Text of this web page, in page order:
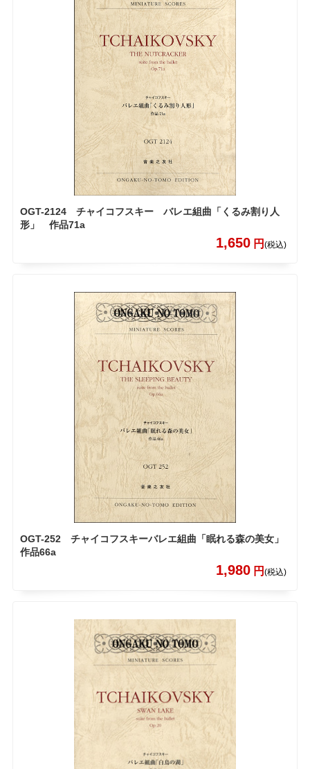
OGT-2124 チャイコフスキー バレエ組曲「くるみ割り人
形」 作品71a
1,650 円(税込)
OGT-252 チャイコフスキーバレエ組曲「眠れる森の美女」
作品66a
1,980 円(税込)